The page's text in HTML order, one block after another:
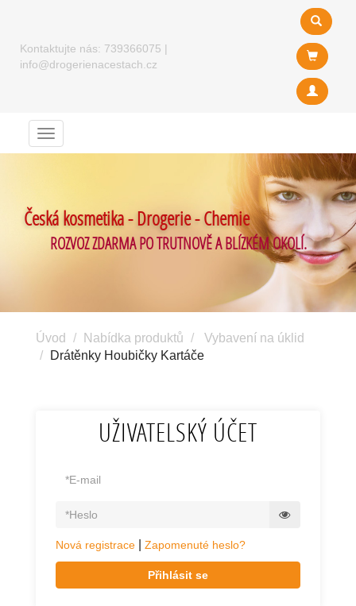
Kontaktujte nás: 739366075 |
info@drogerienacestach.cz
Menu
Česká kosmetika - Drogerie - Chemie
ROZVOZ ZDARMA PO TRUTNOVĚ A BLÍZKÉM OKOLÍ.
Úvod Nabídka produktů
Vybavení na úklid
Drátěnky Houbičky Kartáče
UŽIVATELSKÝ ÚČET
Nová registrace Zapomenuté heslo?
Přihlásit se